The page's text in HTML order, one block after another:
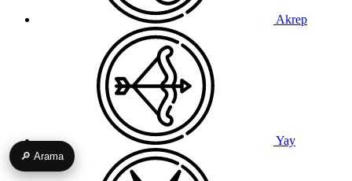
Akrep
Yay
🔎 Arama